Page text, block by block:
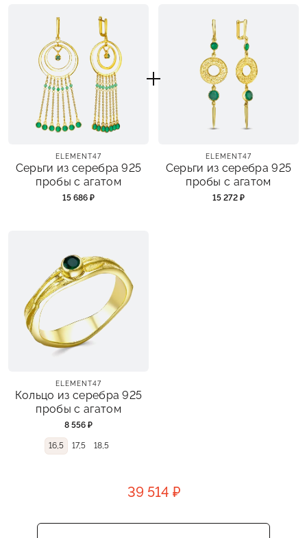
ELEMENT47
Серьги из серебра 925
пробы с агатом
15 686 ₽
ELEMENT47
Серьги из серебра 925
пробы с агатом
15 272 ₽
ELEMENT47
Кольцо из серебра 925
пробы с агатом
8 556 ₽
16,5 17,5 18,5
39 514 ₽